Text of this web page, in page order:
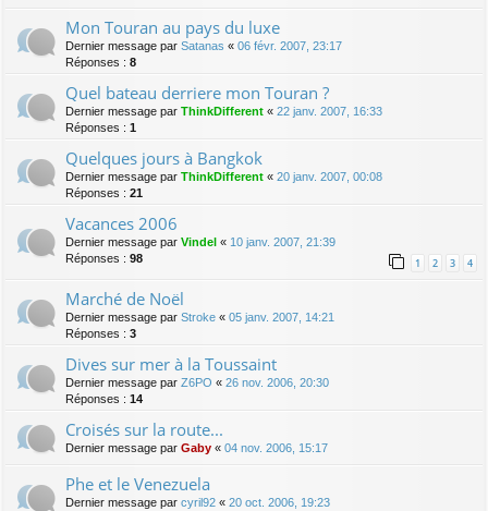
Mon Touran au pays du luxe
Dernier message par Satanas « 06 févr. 2007, 23:17
Réponses : 8
Quel bateau derriere mon Touran ?
Dernier message par ThinkDifferent « 22 janv. 2007, 16:33
Réponses : 1
Quelques jours à Bangkok
Dernier message par ThinkDifferent « 20 janv. 2007, 00:08
Réponses : 21
Vacances 2006
Dernier message par Vindel « 10 janv. 2007, 21:39
Réponses : 98 1 2 3 4
Marché de Noël
Dernier message par Stroke « 05 janv. 2007, 14:21
Réponses : 3
Dives sur mer à la Toussaint
Dernier message par Z6PO « 26 nov. 2006, 20:30
Réponses : 14
Croisés sur la route...
Dernier message par Gaby « 04 nov. 2006, 15:17
Phe et le Venezuela
Dernier message par cyril92 « 20 oct. 2006, 19:23